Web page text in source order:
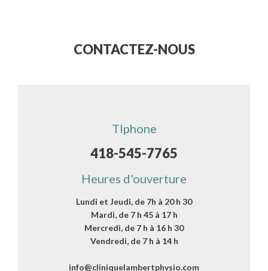
CONTACTEZ-NOUS
Tlphone
418-545-7765
Heures d'ouverture
Lundi et Jeudi, de 7h à 20 h 30
Mardi, de 7 h 45 à 17 h
Mercredi, de 7 h à 16 h 30
Vendredi, de 7 h à 14 h
info@cliniquelambertphysio.com